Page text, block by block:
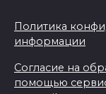
Политика
информации
Согласие на
помощью